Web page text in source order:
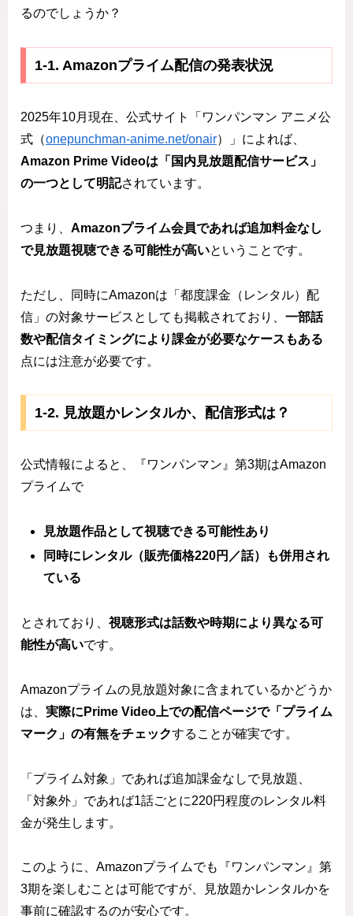
るのでしょうか？
1‑1. Amazonプライム配信の発表状況
2025年10月現在、公式サイト「ワンパンマン アニメ公
式（onepunchman-anime.net/onair）」によれば、
Amazon Prime Videoは「国内見放題配信サービス」
の一つとして明記されています。
つまり、 Amazonプライム会員であれば追加料金なし
で見放題視聴できる可能性が高いということです。
ただし、同時にAmazonは「都度課金（レンタル）配
信」の対象サービスとしても掲載されており、 一部話
数や配信タイミングにより課金が必要なケースもある
点には注意が必要です。
1‑2. 見放題かレンタルか、配信形式は？
公式情報によると、『ワンパンマン』第3期はAmazon
プライムで
見放題作品として視聴できる可能性あり
同時にレンタル（販売価格220円／話）も併用され
ている
とされており、 視聴形式は話数や時期により異なる可
能性が高いです。
Amazonプライムの見放題対象に含まれているかどうか
は、 実際にPrime Video上での配信ページで「プライム
マーク」の有無をチェックすることが確実です。
「プライム対象」であれば追加課金なしで見放題、
「対象外」であれば1話ごとに220円程度のレンタル料
金が発生します。
このように、Amazonプライムでも『ワンパンマン』第
3期を楽しむことは可能ですが、見放題かレンタルかを
事前に確認するのが安心です。